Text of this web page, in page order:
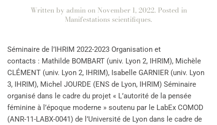
Written by admin on November 1, 2022. Posted in
Manifestations scientifiques.
Séminaire de l’IHRIM 2022-2023 Organisation et
contacts : Mathilde BOMBART (univ. Lyon 2, IHRIM), Michèle
CLÉMENT (univ. Lyon 2, IHRIM), Isabelle GARNIER (univ. Lyon
3, IHRIM), Michel JOURDE (ENS de Lyon, IHRIM) Séminaire
organisé dans le cadre du projet « L’autorité de la pensée
féminine à l’époque moderne » soutenu par le LabEx COMOD
(ANR-11-LABX-0041) de l’Université de Lyon dans le cadre de